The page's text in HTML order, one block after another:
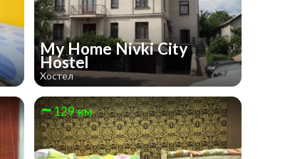
My Home Nivki City
Hostel
Хостел
129 км